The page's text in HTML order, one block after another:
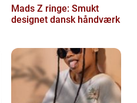
Mads Z ringe: Smukt
designet dansk håndværk